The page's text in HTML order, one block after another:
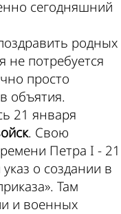
сегодняшний
родных
не потребуется
просто
объятия.
21 января
. Свою
Петра I - 21
о создании в
Там
и военных